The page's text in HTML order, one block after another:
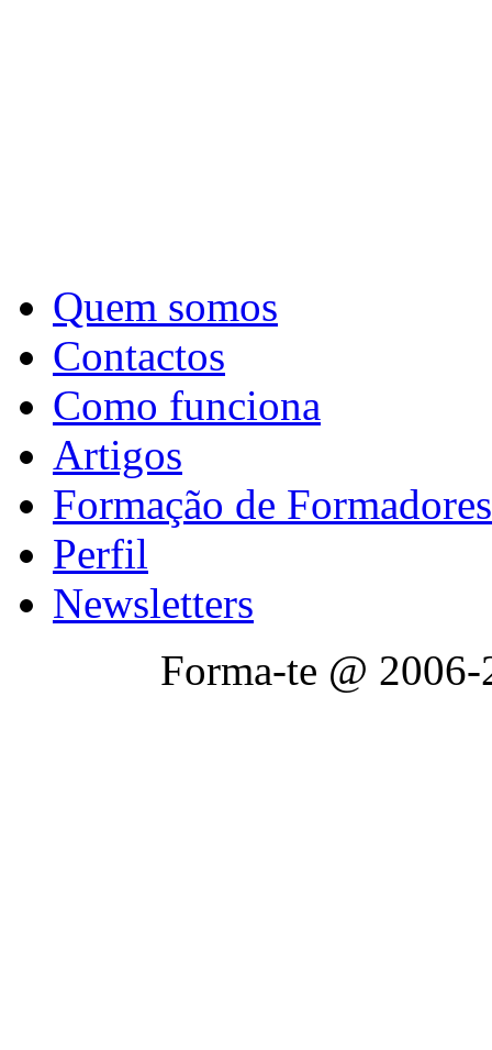
Quem somos
Contactos
Como funciona
Artigos
Formação de Formadores
Perfil
Newsletters
Forma-te @